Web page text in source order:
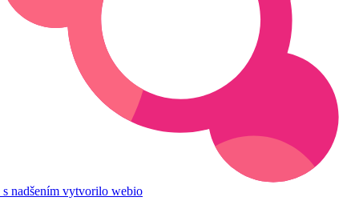
s nadšením vytvorilo webio